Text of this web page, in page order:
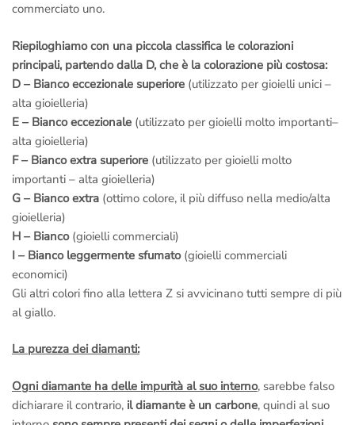
commerciato uno.
Riepiloghiamo con una piccola classifica le colorazioni
principali, partendo dalla D, che è la colorazione più costosa:
D – Bianco eccezionale superiore (utilizzato per gioielli unici –
alta gioielleria)
E – Bianco eccezionale (utilizzato per gioielli molto importanti–
alta gioielleria)
F – Bianco extra superiore (utilizzato per gioielli molto
importanti – alta gioielleria)
G – Bianco extra (ottimo colore, il più diffuso nella medio/alta
gioielleria)
H – Bianco(gioielli commerciali)
I – Bianco leggermente sfumato(gioielli commerciali
economici)
Gli altri colori fino alla lettera Z si avvicinano tutti sempre di più
al giallo.
La purezza dei diamanti:
Ogni diamante ha delle impurità al suo interno, sarebbe falso
dichiarare il contrario, il diamante è un carbone, quindi al suo